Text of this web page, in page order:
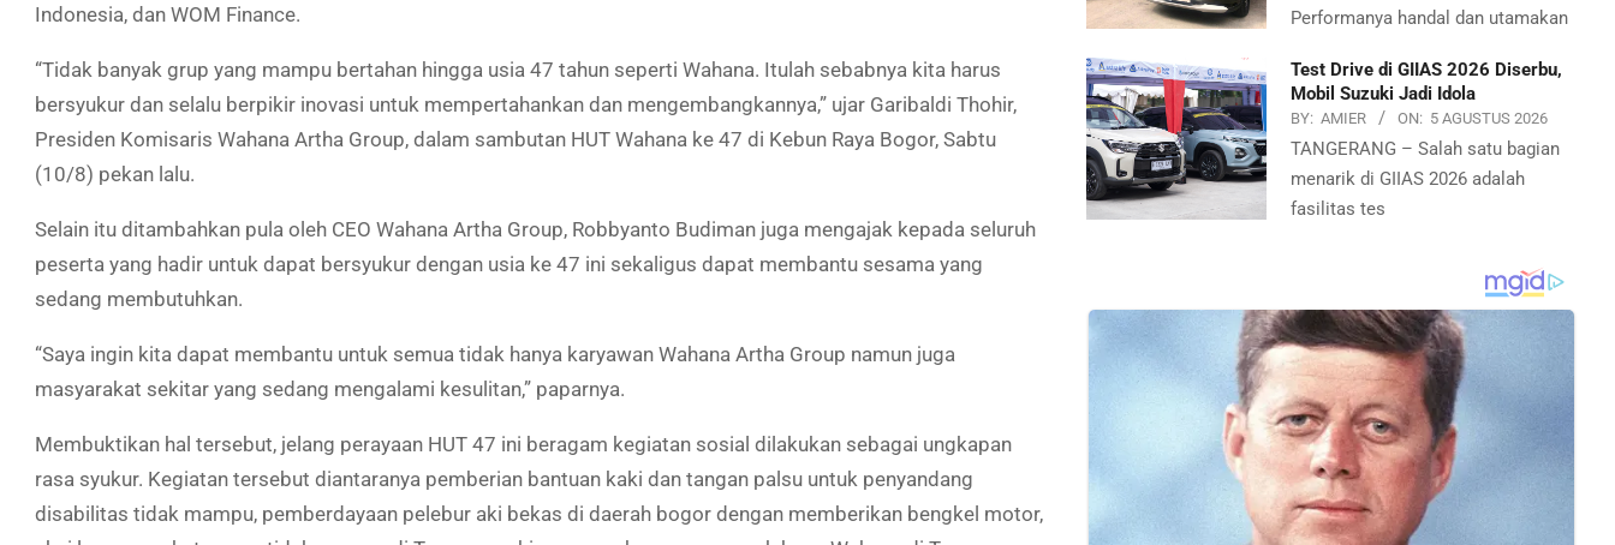
Indonesia, dan WOM Finance.
“Tidak banyak grup yang mampu bertahan hingga usia 47 tahun seperti Wahana. Itulah sebabnya kita harus
bersyukur dan selalu berpikir inovasi untuk mempertahankan dan mengembangkannya,” ujar Garibaldi Thohir,
Presiden Komisaris Wahana Artha Group, dalam sambutan HUT Wahana ke 47 di Kebun Raya Bogor, Sabtu
(10/8) pekan lalu.
Selain itu ditambahkan pula oleh CEO Wahana Artha Group, Robbyanto Budiman juga mengajak kepada seluruh
peserta yang hadir untuk dapat bersyukur dengan usia ke 47 ini sekaligus dapat membantu sesama yang
sedang membutuhkan.
“Saya ingin kita dapat membantu untuk semua tidak hanya karyawan Wahana Artha Group namun juga
masyarakat sekitar yang sedang mengalami kesulitan,” paparnya.
Membuktikan hal tersebut, jelang perayaan HUT 47 ini beragam kegiatan sosial dilakukan sebagai ungkapan
rasa syukur. Kegiatan tersebut diantaranya pemberian bantuan kaki dan tangan palsu untuk penyandang
disabilitas tidak mampu, pemberdayaan pelebur aki bekas di daerah bogor dengan memberikan bengkel motor,
Performanya handal dan utamakan
Test Drive di GIIAS 2026 Diserbu,
Mobil Suzuki Jadi Idola
BY: AMIER ON: 5 AGUSTUS 2026
TANGERANG – Salah satu bagian
menarik di GIIAS 2026 adalah
fasilitas tes